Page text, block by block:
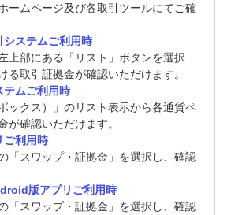
ームページ及び各取引ツールにてご確
ステムご利用時
上部にある「リスト」ボタンを選択
る取引証拠金が確認いただけます。
テムご利用時
ックス）」のリスト表示から各通貨ペ
が確認いただけます。
ご利用時
「スワップ・証拠金」を選択し、確認
版アプリご利用時
「スワップ・証拠金」を選択し、確認